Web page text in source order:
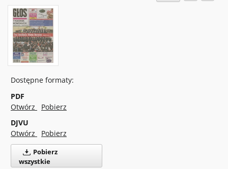
Dostępne formaty:
PDF
Otwórz
Pobierz
DJVU
Otwórz
Pobierz
Pobierz
wszystkie